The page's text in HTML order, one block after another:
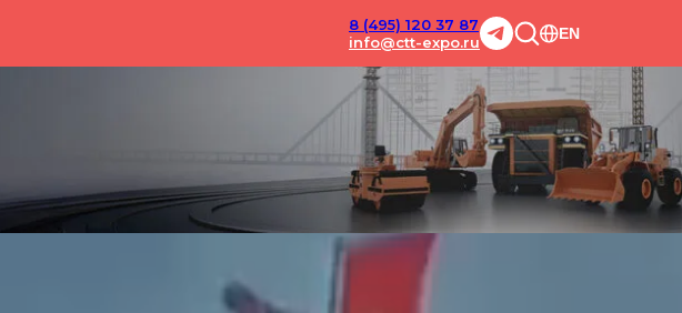
8 (495) 120 37 87
info@ctt-expo.ru
EN